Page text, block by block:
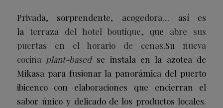
Privada, sorprendente, acogedora… así es
la terraza del hotel boutique, que abre sus
puertas en el horario de cenas.Su nueva
cocina plant-basedse instala en la azotea de
Mikasa para fusionar la panorámica del puerto
ibicenco con elaboraciones que encierran el
sabor único y delicado de los productos locales.